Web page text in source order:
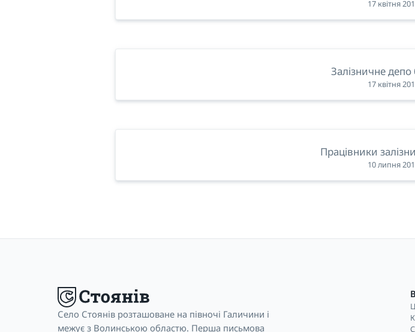
17 квітня
Залізничне депо
17 квітня
Працівники
10 липня
Село Стоянів розташоване на півночі Галичини і
межує з Волинською областю. Перша письмова